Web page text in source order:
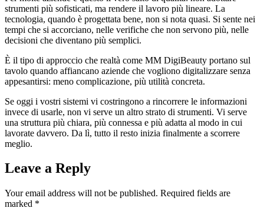
strumenti più sofisticati, ma rendere il lavoro più lineare. La
tecnologia, quando è progettata bene, non si nota quasi. Si sente nei
tempi che si accorciano, nelle verifiche che non servono più, nelle
decisioni che diventano più semplici.
È il tipo di approccio che realtà come MM DigiBeauty portano sul
tavolo quando affiancano aziende che vogliono digitalizzare senza
appesantirsi: meno complicazione, più utilità concreta.
Se oggi i vostri sistemi vi costringono a rincorrere le informazioni
invece di usarle, non vi serve un altro strato di strumenti. Vi serve
una struttura più chiara, più connessa e più adatta al modo in cui
lavorate davvero. Da lì, tutto il resto inizia finalmente a scorrere
meglio.
Leave a Reply
Your email address will not be published. Required fields are
marked *